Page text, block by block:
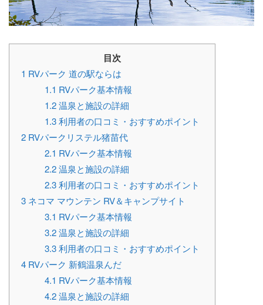
目次
1 RVパーク 道の駅ならは
1.1 RVパーク基本情報
1.2温泉と施設の詳細
1.3利用者の口コミ・おすすめポイント
2 RVパークリステル猪苗代
2.1 RVパーク基本情報
2.2温泉と施設の詳細
2.3利用者の口コミ・おすすめポイント
3 ネコマ マウンテン RV＆キャンプサイト
3.1 RVパーク基本情報
3.2温泉と施設の詳細
3.3利用者の口コミ・おすすめポイント
4 RVパーク 新鶴温泉んだ
4.1 RVパーク基本情報
4.2温泉と施設の詳細